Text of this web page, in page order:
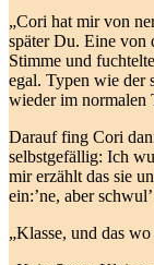
„Cori hat mir von
später Du. Eine von
Stimme und
egal. Typen wie der
wieder im normalen
Darauf fing Cori
selbstgefällig: Ich
mir erzählt das sie
ein:’ne, aber
„Klasse, und das